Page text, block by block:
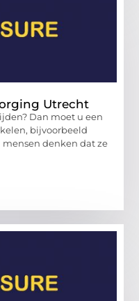
Utrecht
Dan moet u een
bijvoorbeeld
denken dat ze